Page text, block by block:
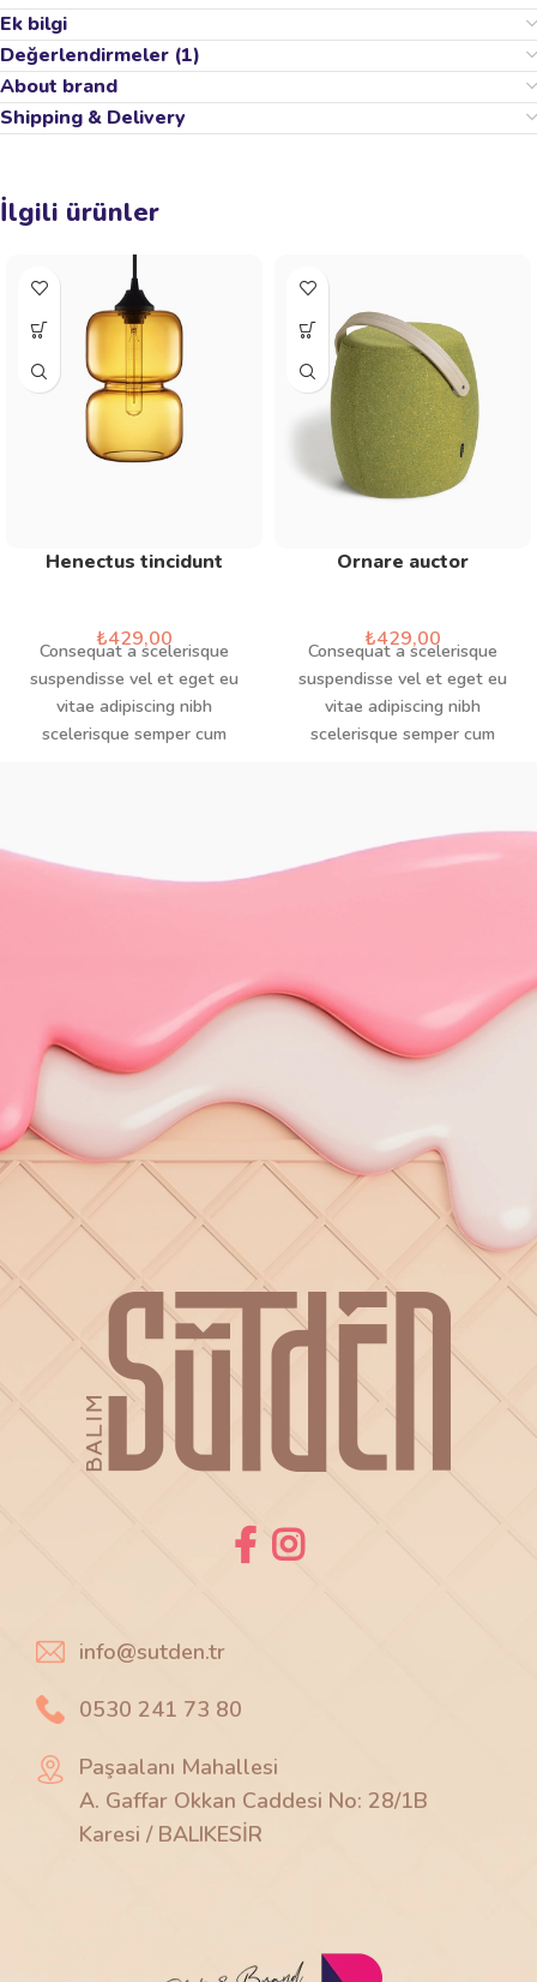
Ek bilgi
Değerlendirmeler (1)
About brand
Shipping & Delivery
İlgili ürünler
Henectus tincidunt
₺429,00
Consequat a scelerisque
suspendisse vel et eget eu
vitae adipiscing nibh
scelerisque semper cum
accumsan. Habitasse a purus
Ornare auctor
₺429,00
Consequat a scelerisque
suspendisse vel et eget eu
vitae adipiscing nibh
scelerisque semper cum
aptent ullam corper metus
accumsan. Habitasse a purus
info@sutden.tr
0530 241 73 80
Paşaalanı Mahallesi
A. Gaffar Okkan Caddesi No: 28/1B
Karesi / BALIKESİR